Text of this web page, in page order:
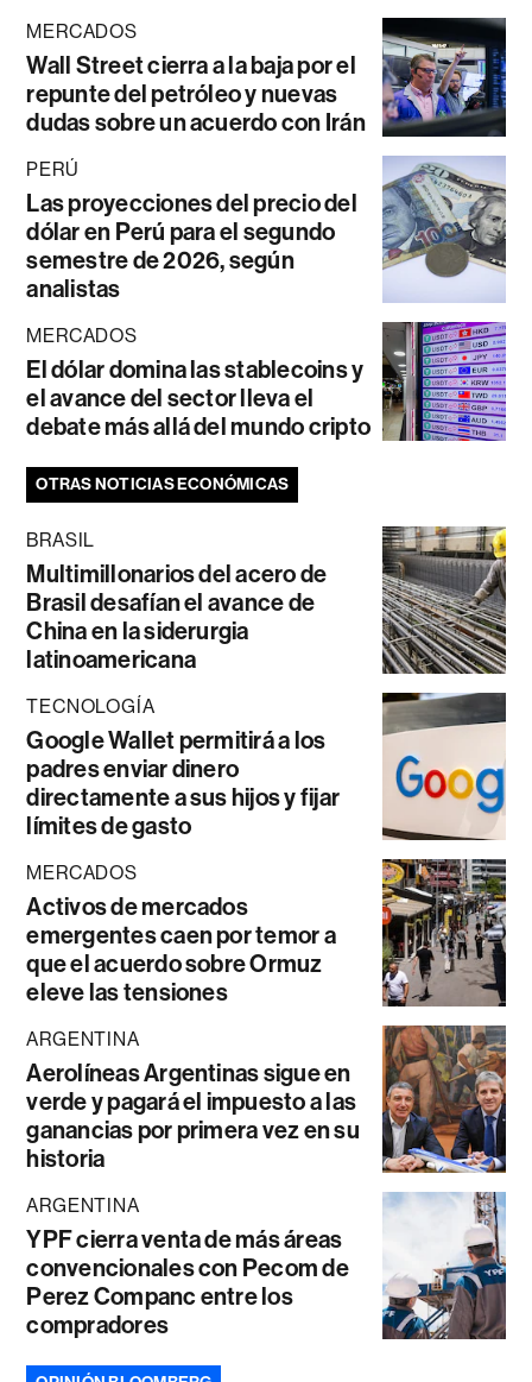
MERCADOS
Wall Street cierra a la baja por el
repunte del petróleo y nuevas
dudas sobre un acuerdo con Irán
PERÚ
Las proyecciones del precio del
dólar en Perú para el segundo
semestre de 2026, según
analistas
MERCADOS
El dólar domina las stablecoins y
el avance del sector lleva el
debate más allá del mundo cripto
OTRAS NOTICIAS ECONÓMICAS
BRASIL
Multimillonarios del acero de
Brasil desafían el avance de
China en la siderurgia
latinoamericana
TECNOLOGÍA
Google Wallet permitirá a los
padres enviar dinero
directamente a sus hijos y fijar
límites de gasto
MERCADOS
Activos de mercados
emergentes caen por temor a
que el acuerdo sobre Ormuz
eleve las tensiones
ARGENTINA
Aerolíneas Argentinas sigue en
verde y pagará el impuesto a las
ganancias por primera vez en su
historia
ARGENTINA
YPF cierra venta de más áreas
convencionales con Pecom de
Perez Companc entre los
compradores